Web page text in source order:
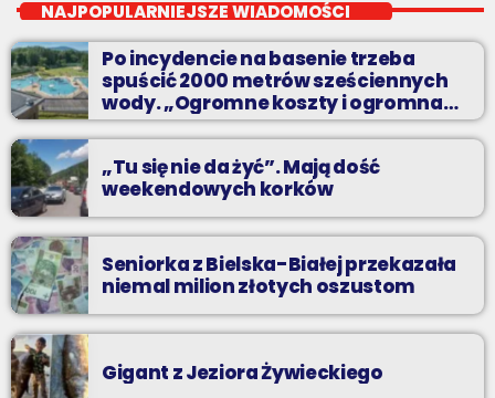
Zadzwoń do nas, wybierz jedną z dwóch muzycznych
propozycji i pozdrów bliskich na żywo w Radiu BIELSKO.
NAJPOPULARNIEJSZE WIADOMOŚCI
Po incydencie na basenie trzeba
spuścić 2000 metrów sześciennych
wody. „Ogromne koszty i ogromna
praca”
„Tu się nie da żyć”. Mają dość
weekendowych korków
Seniorka z Bielska-Białej przekazała
niemal milion złotych oszustom
Gigant z Jeziora Żywieckiego